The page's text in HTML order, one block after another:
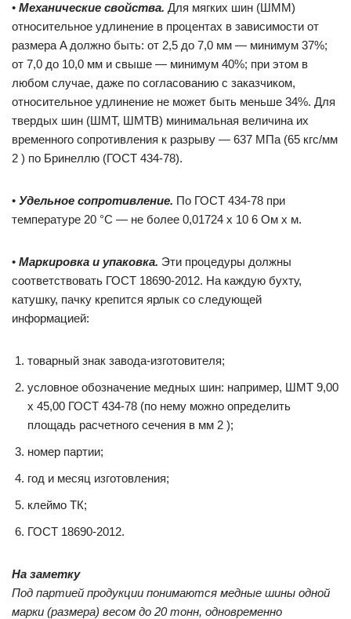
• Механические свойства. Для мягких шин (ШММ)
относительное удлинение в процентах в зависимости от
размера A должно быть: от 2,5 до 7,0 мм — минимум 37%;
от 7,0 до 10,0 мм и свыше — минимум 40%; при этом в
любом случае, даже по согласованию с заказчиком,
относительное удлинение не может быть меньше 34%. Для
твердых шин (ШМТ, ШМТВ) минимальная величина их
временного сопротивления к разрыву — 637 МПа (65 кгс/мм
2 ) по Бринеллю (ГОСТ 434-78).
• Удельное сопротивление. По ГОСТ 434-78 при
температуре 20 °C — не более 0,01724 х 10 6 Ом x м.
• Маркировка и упаковка. Эти процедуры должны
соответствовать ГОСТ 18690-2012. На каждую бухту,
катушку, пачку крепится ярлык со следующей
информацией:
товарный знак завода-изготовителя;
условное обозначение медных шин: например, ШМТ 9,00
x 45,00 ГОСТ 434-78 (по нему можно определить
площадь расчетного сечения в мм 2 );
номер партии;
год и месяц изготовления;
клеймо ТК;
ГОСТ 18690-2012.
На заметку
Под партией продукции понимаются медные шины одной
марки (размера) весом до 20 тонн, одновременно